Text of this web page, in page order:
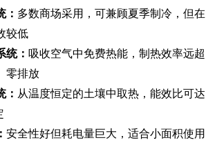
： 多数商场采用，可兼顾夏季制冷，但在
较低
统‌： 吸收空气中免费热能，制热效率远超
零排放
： 从温度恒定的土壤中取热，能效比可达
安全性好但耗电量巨大，适合小面积使用